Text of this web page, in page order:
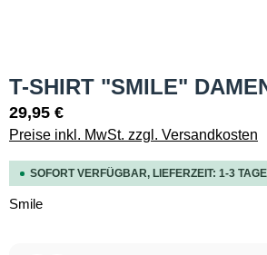
T-SHIRT "SMILE"
29,95 €
Preise inkl. MwSt. zzgl. Versandkosten
SOFORT VERFÜGBAR, LIEFERZEIT: 1-3 TAGE
Smile